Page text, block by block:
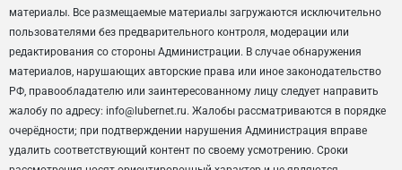
материалы. Все размещаемые материалы загружаются исключительно
пользователями без предварительного контроля, модерации или
редактирования со стороны Администрации. В случае обнаружения
материалов, нарушающих авторские права или иное законодательство
РФ, правообладателю или заинтересованному лицу следует направить
жалобу по адресу: info@lubernet.ru. Жалобы рассматриваются в порядке
очерёдности; при подтверждении нарушения Администрация вправе
удалить соответствующий контент по своему усмотрению. Сроки